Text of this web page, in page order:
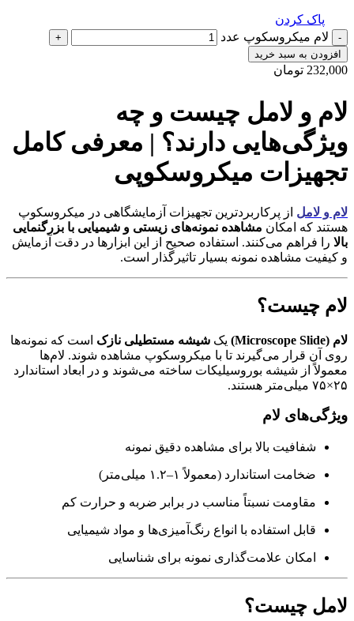
پاک کردن
- لام میکروسکوپ عدد
+
افزودن به سبد خرید
232,000 تومان
لام و لامل چیست و چه
ویژگی‌هایی دارند؟ | معرفی کامل
تجهیزات میکروسکوپی
لام و لامل از پرکاربردترین تجهیزات آزمایشگاهی در میکروسکوپ
هستند که امکان مشاهده نمونه‌های زیستی و شیمیایی با بزرگنمایی
بالا را فراهم می‌کنند. استفاده صحیح از این ابزارها در دقت آزمایش
و کیفیت مشاهده نمونه بسیار تاثیرگذار است.
لام چیست؟
لام (Microscope Slide) یک شیشه مستطیلی نازک است که نمونه‌ها
روی آن قرار می‌گیرند تا با میکروسکوپ مشاهده شوند. لام‌ها
معمولاً از شیشه بوروسیلیکات ساخته می‌شوند و در ابعاد استاندارد
۲۵×۷۵ میلی‌متر هستند.
ویژگی‌های لام
شفافیت بالا برای مشاهده دقیق نمونه
ضخامت استاندارد (معمولاً ۱–۱.۲ میلی‌متر)
مقاومت نسبتاً مناسب در برابر ضربه و حرارت کم
قابل استفاده با انواع رنگ‌آمیزی‌ها و مواد شیمیایی
امکان علامت‌گذاری نمونه برای شناسایی
لامل چیست؟